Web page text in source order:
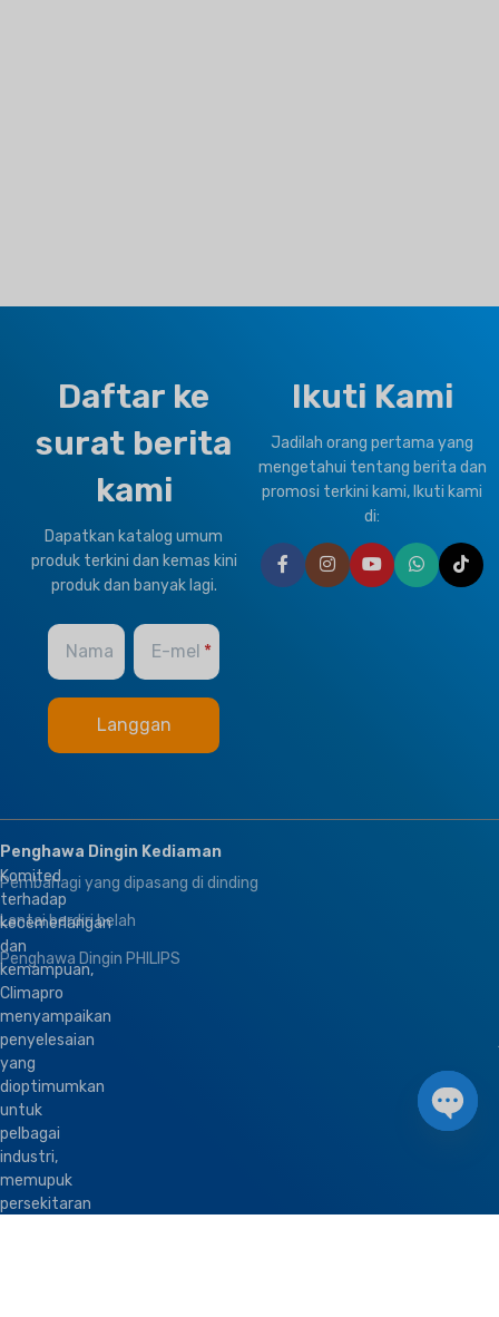
Daftar ke
surat berita
kami
Dapatkan katalog umum
produk terkini dan kemas kini
produk dan banyak lagi.
Nama E-mel
Ikuti Kami
Jadilah orang pertama yang
mengetahui tentang berita dan
promosi terkini kami, Ikuti kami
di:
Komited
terhadap
kecemerlangan
dan
kemampuan,
Climapro
menyampaikan
penyelesaian
yang
dioptimumkan
untuk
pelbagai
industri,
memupuk
persekitaran
Penghawa Dingin Kediaman
Pembahagi yang dipasang di dinding
Lantai berdiri belah
Penghawa Dingin PHILIPS